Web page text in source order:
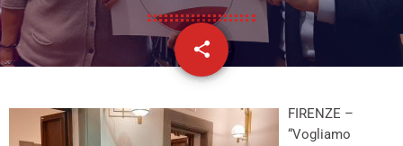
share
email
FIRENZE –
“Vogliamo